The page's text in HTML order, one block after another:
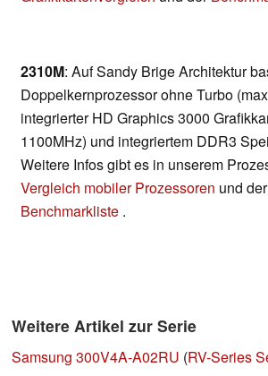
2310M: Auf Sandy Brige Architektur
Doppelkernprozessor ohne Turbo
integrierter HD Graphics 3000
1100MHz) und integriertem DDR3
Weitere Infos gibt es in unserem
Vergleich mobiler Prozessoren und der
Benchmarkliste .
Weitere Artikel zur Serie
Samsung 300V4A-A02RU (RV-Series